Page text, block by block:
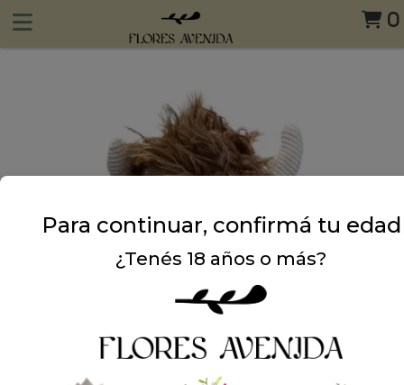
0
Para continuar, confirmá tu edad
¿Tenés 18 años o más?